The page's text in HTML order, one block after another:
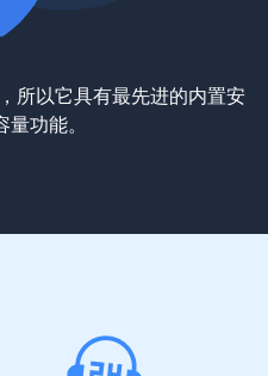
所以它具有最先进的内置安
功能。